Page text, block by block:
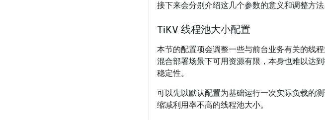
接下来会分别介绍这几个参数的意义和调整方法
TiKV 线程池大小配置
本节的配置项会调整一些与前台业务有关的线
混合部署场景下可用资源有限，本身也难以达
稳定性。
可以先以默认配置为基础运行一次实际负载的
缩减利用率不高的线程池大小。